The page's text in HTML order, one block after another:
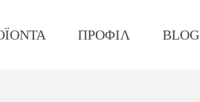
ΠΡΟΦΙΛ BLOG